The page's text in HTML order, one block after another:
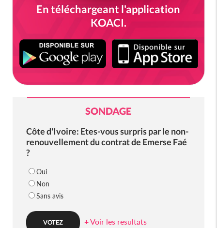
En téléchargeant l'application
KOACI.
SONDAGE
Côte d'Ivoire: Etes-vous surpris par le non-
renouvellement du contrat de Emerse Faé
?
Oui
Non
Sans avis
+ Voir les resultats